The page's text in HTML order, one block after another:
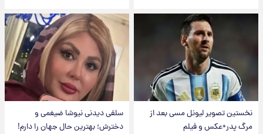
نخستین تصویر لیونل مسی بعد از
مرگ پدر+عکس و فیلم
سلفی دیدنی نیوشا ضیغمی و
دخترش؛ بهترین حال جهان را دارم!